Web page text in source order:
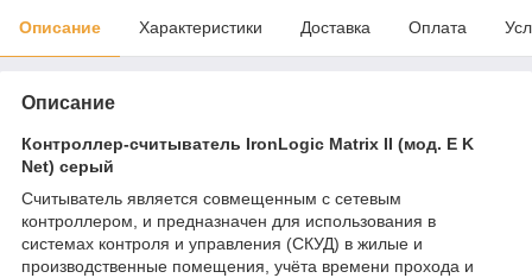
Описание Характеристики Доставка Оплата
Описание
Контроллер-считыватель IronLogic Matrix II (мод. E K
Net) серый
Считыватель является совмещенным с сетевым
контроллером, и предназначен для использования в
системах контроля и управления (СКУД) в жилые и
производственные помещения, учёта времени прохода и